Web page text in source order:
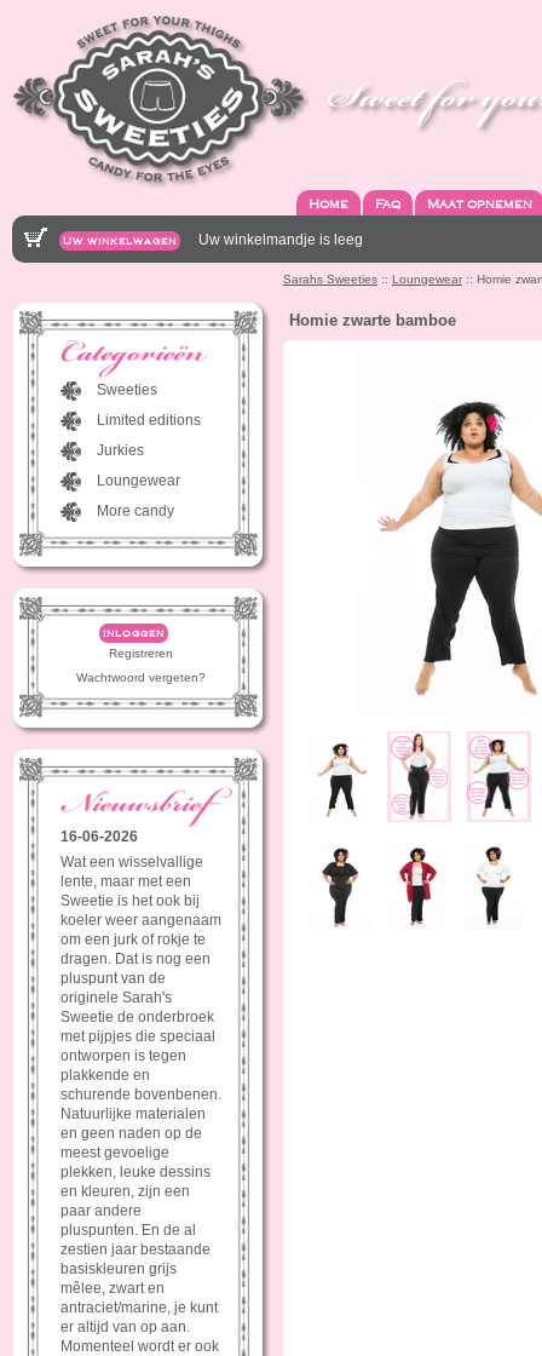
Home Faq Maat opnemen
Uw winkelwagen Uw winkelmandje is leeg
Sarahs Sweeties :: Loungewear :: Homie
Sweeties
Limited editions
Jurkies
Loungewear
More candy
inloggen
Registreren
Wachtwoord vergeten?
16-06-2026
Wat een wisselvallige
lente, maar met een
Sweetie is het ook bij
koeler weer aangenaam
om een jurk of rokje te
dragen. Dat is nog een
pluspunt van de
originele Sarah's
Sweetie de onderbroek
met pijpjes die speciaal
ontworpen is tegen
plakkende en
schurende bovenbenen.
Natuurlijke materialen
en geen naden op de
meest gevoelige
plekken, leuke dessins
en kleuren, zijn een
paar andere
pluspunten. En de al
zestien jaar bestaande
basiskleuren grijs
mêlee, zwart en
antraciet/marine, je kunt
er altijd van op aan.
Momenteel wordt er ook
Homie zwarte bamboe